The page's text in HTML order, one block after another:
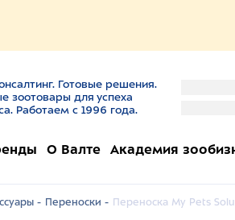
Готовые решения.
зоотовары для успеха
Работаем с 1996 года.
О Валте Академия
- Переноски - Переноска My Pets